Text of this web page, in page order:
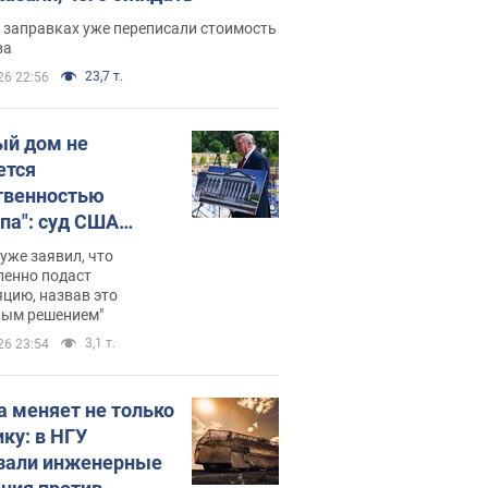
уже переписали стоимость
22:56 23,7 т.
дом не
суд США
зала
400 млн
заявил, что
подаст
назвав это
решением"
23:54 3,1 т.
меняет не только
в НГУ
инженерные